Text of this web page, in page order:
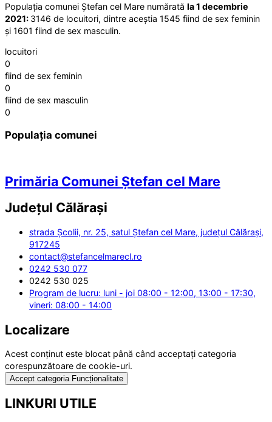
Populația comunei Ștefan cel Mare numărată la 1 decembrie
2021: 3146 de locuitori, dintre aceștia 1545 fiind de sex feminin
și 1601 fiind de sex masculin.
locuitori
0
fiind de sex feminin
0
fiind de sex masculin
0
Populația comunei
Primăria Comunei Ștefan cel Mare
Județul Călărași
strada Școlii, nr. 25, satul Ștefan cel Mare, județul Călărași,
917245
contact@stefancelmarecl.ro
0242 530 077
0242 530 025
Program de lucru: luni - joi 08:00 - 12:00, 13:00 - 17:30,
vineri: 08:00 - 14:00
Localizare
Acest conținut este blocat până când acceptați categoria
corespunzătoare de cookie-uri.
Accept categoria Funcționalitate
LINKURI UTILE